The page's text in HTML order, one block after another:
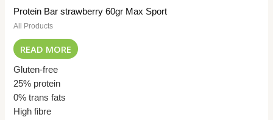
Protein Bar strawberry 60gr Max Sport
All Products
READ MORE
Gluten-free
25% protein
0% trans fats
High fibre